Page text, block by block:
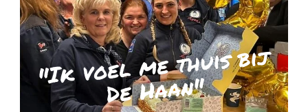
"Ik voel
me thuis bij
De Haan"